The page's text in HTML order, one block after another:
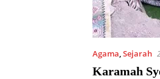
Agama,Sejarah
Karamah